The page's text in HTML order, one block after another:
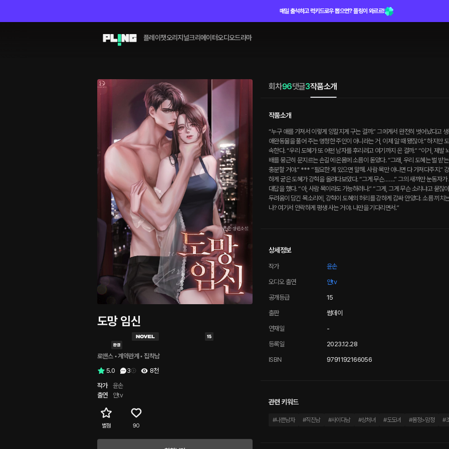
매일 출석하고 럭키드로우 뽑으면? 플링이 와르르!
플레이챗오리지널크리에이터오디오드라마
도망 임신
로맨스 • 계약관계 • 집착남
5.0
3
8천
작가
윤손
출연
얀tv
별점 90
회차96댓글3작품소개
작품소개
“누구 애를 가져서 이렇게 앙칼지게 구는 걸까.” 그에게서 완전히 벗어났다고
애완동물을 풀어 주는 멍청한 주인이 아니라는 거, 이제 알 때 됐잖아.” 하지만
속한다. “우리 도혜가 또 어떤 남자를 후리려고 여기까지 온 걸까.” “이거, 제
배를 뭉근히 문지르는 손길에 온몸에 소름이 돋았다. “그래, 우리 도혜는 벌 받
충분할 거야.” *** “필요한 게 있으면 말해. 사람 목만 아니면 다 가져다주지.”
하게 굳은 도혜가 강혁을 올려다보았다. “그게 무슨…….” 그의 새까만 눈동자
대답을 했다. “아, 사람 목이라도 가능하려나.” “그게, 그게 무슨 소리냐고 묻
두려움이 담긴 목소리에, 강혁이 도혜의 허리를 강하게 감싸 안았다. 소름 끼치
나? 여기서 안락하게 평생 사는 거야. 나만을 기다리면서.”
상세정보
작가 윤손
오디오 출연 얀tv
공개등급 15
출판 썸데이
연재일 -
등록일 2023.12.28
ISBN 9791192166056
관련 키워드
#나쁜남자 #직진남 #사이다남 #상처녀 #도도녀 #몸정>맘정 #